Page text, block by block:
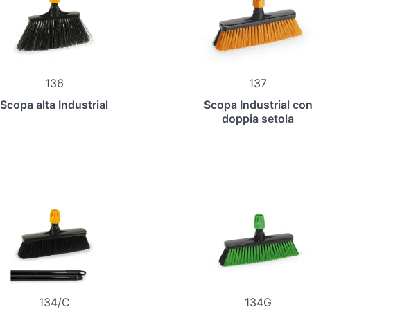
136
Scopa alta Industrial
137
Scopa Industrial con
doppia setola
134/C
134G